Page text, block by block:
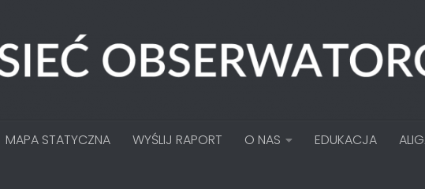
MAPA STATYCZNA WYŚLIJ RAPORT O NAS EDUKACJA